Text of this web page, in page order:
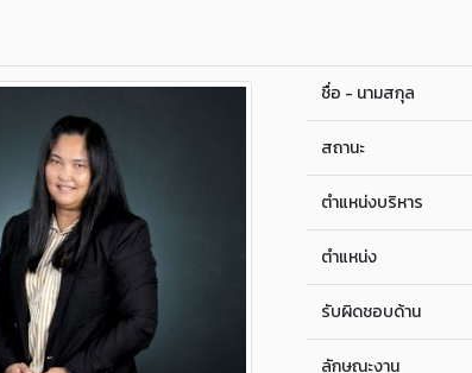
ชื่อ - นามสกุล
สถานะ
ตำแหน่งบริหาร
ตำแหน่ง
รับผิดชอบด้าน
ลักษณะงาน